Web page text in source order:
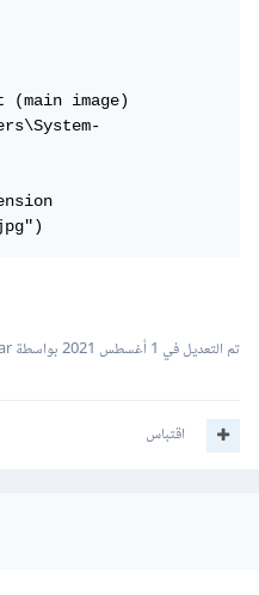
(main image)
تم التعديل في 1 أغسطس 2021 بواسطة Ahmed Sharshar
اقتباس